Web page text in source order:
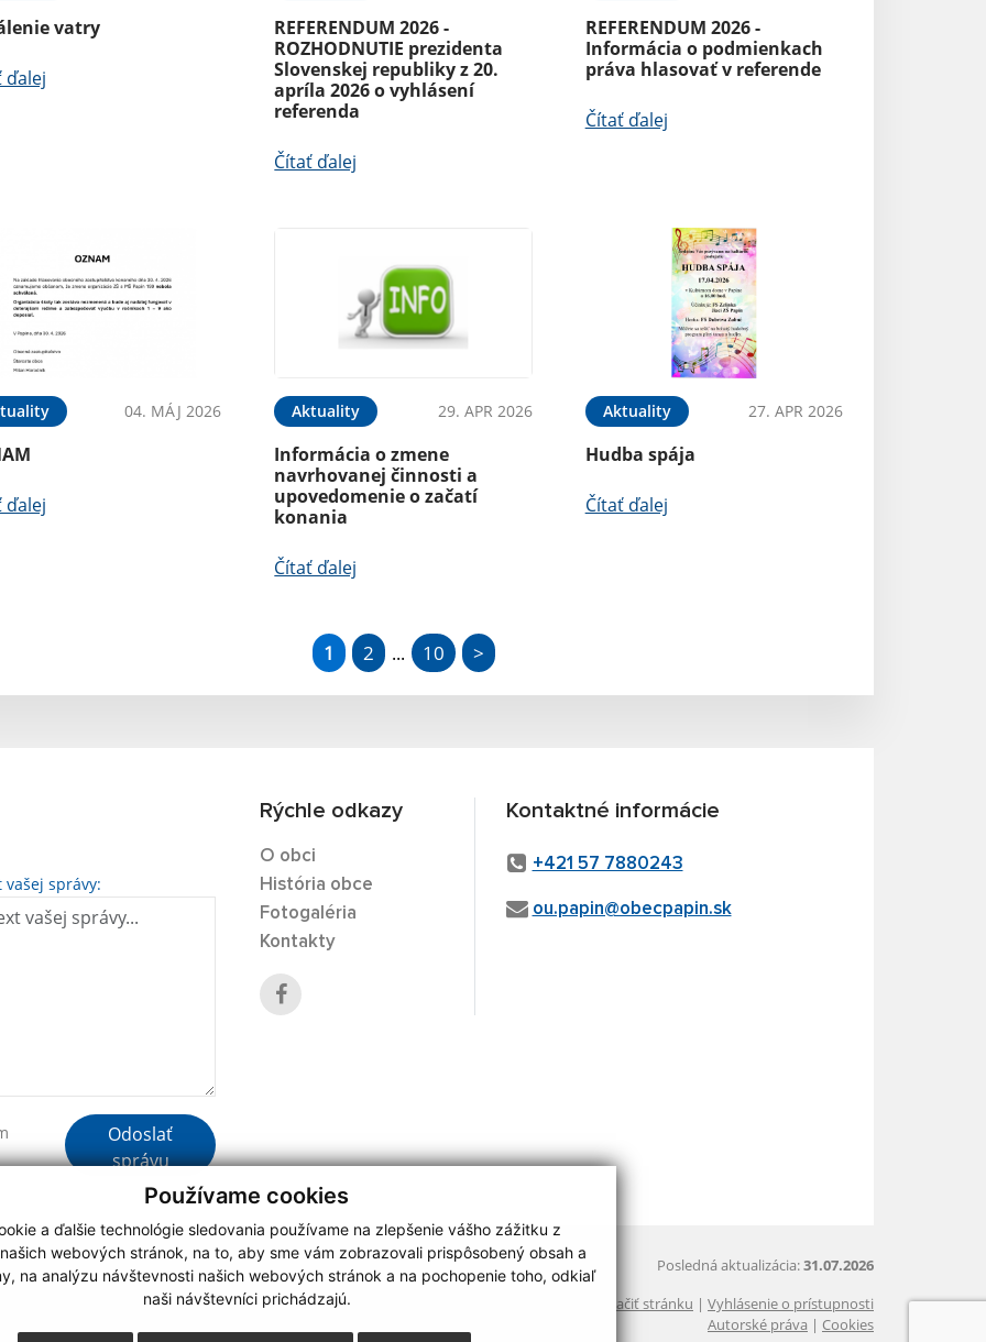
Používame cookies
a ďalšie technológie sledovania používame na zlepšenie vášho zážitku z
webových stránok, na to, aby sme vám zobrazovali prispôsobený obsah a
na analýzu návštevnosti našich webových stránok a na pochopenie toho, odkiaľ
naši návštevníci prichádzajú.
vatry
ďalej
REFERENDUM 2026 -
ROZHODNUTIE prezidenta
Slovenskej republiky z 20.
apríla 2026 o vyhlásení
referenda
Čítať ďalej
REFERENDUM 2026 -
Informácia o podmienkach
práva hlasovať v referende
Čítať ďalej
04. MÁJ 2026
ďalej
Aktuality 29. APR 2026
Informácia o zmene
navrhovanej činnosti a
upovedomenie o začatí
konania
Čítať ďalej
Aktuality 27. APR 2026
Hudba spája
Čítať ďalej
1 2 ... 10 >
vašej správy:
Odoslať
správu
Rýchle odkazy
O obci
História obce
Fotogaléria
Kontakty
Kontaktné informácie
+421 57 7880243
ou.papin@obecpapin.sk
Posledná aktualizácia:31.07.2026
Vytlačiť stránku | Vyhlásenie o prístupnosti
Autorské práva | Cookies
webdesign|